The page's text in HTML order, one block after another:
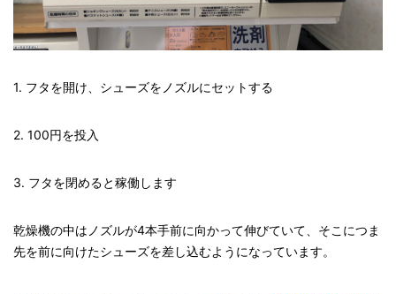
1. フタを開け、シューズをノズルにセットする
2. 100円を投入
3. フタを閉めると稼働します
乾燥機の中はノズルが4本手前に向かって伸びていて、そこにつま
先を前に向けたシューズを差し込むようになっています。